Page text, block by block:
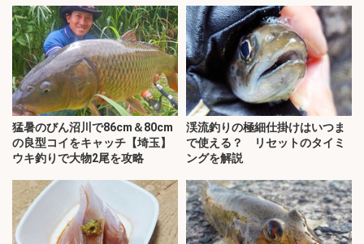
猛暑のびん沼川で86cm＆80cm
の良型コイをキャッチ【埼玉】
ウキ釣りで大物2尾を攻略
渓流釣りの極細仕掛けはいつま
で使える？ リセットのタイミ
ングを解説